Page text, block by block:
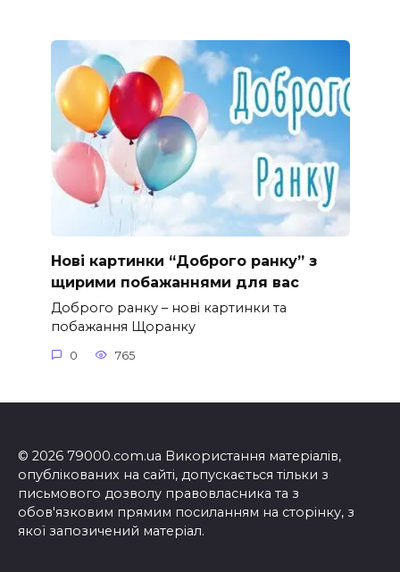
Нові картинки “Доброго ранку” з
щирими побажаннями для вас
Доброго ранку – нові картинки та
побажання Щоранку
0 765
© 2026 79000.com.ua Використання матеріалів,
опублікованих на сайті, допускається тільки з
письмового дозволу правовласника та з
обов'язковим прямим посиланням на сторінку, з
якої запозичений матеріал.